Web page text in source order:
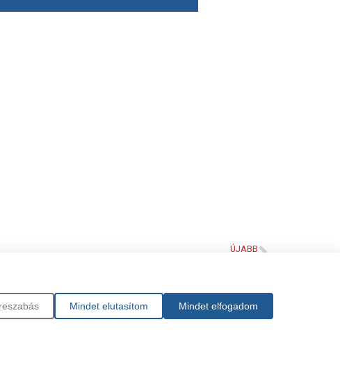
ÚJABB
Mindet elutasítom Mindet elfogadom